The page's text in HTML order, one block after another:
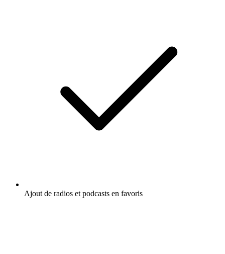
Ajout de radios et podcasts en favoris